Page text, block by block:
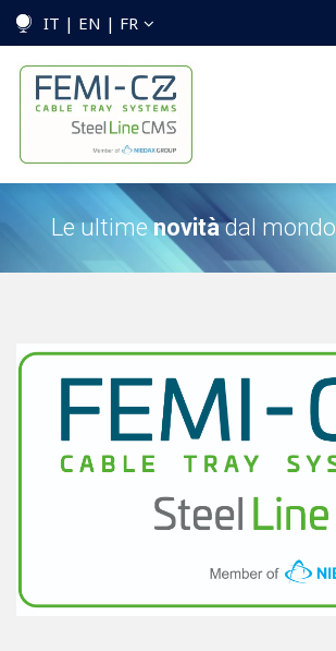
IT | EN | FR
Le ultimenovitàdal mondo